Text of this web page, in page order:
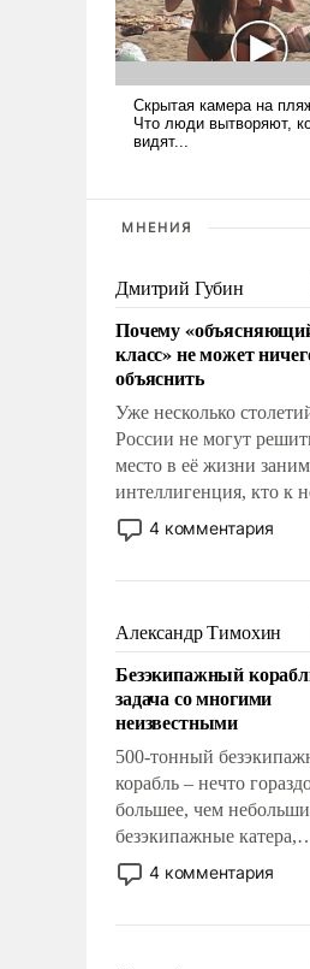
МНЕНИЯ
Дмитрий Губин
Почему
класс» не может
объяснить
Уже несколько
России не могут
место в её жизни
интеллигенция, кто к
принадлежит, а кого из
исключили с правом
чем она отличается от
образованных людей.
казалось, что эти
решены раз и навсегда,
нет, не решены.
4 комментария
Александр Тимохин
Безэкипажный
задача со многими
неизвестными
500-тонный
корабль – нечто
большее, чем
безэкипажные катера,
применение которых
стало обыденностью.
сложна и амбициозна.
4 комментария